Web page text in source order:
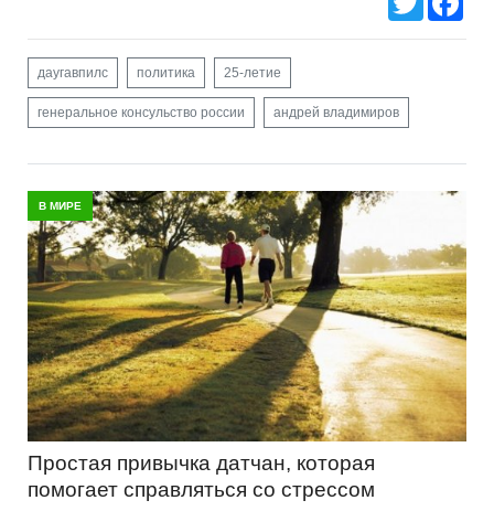
даугавпилс политика 25-летие
генеральное консульство россии андрей владимиров
В МИРЕ
Простая привычка датчан, которая
помогает справляться со стрессом